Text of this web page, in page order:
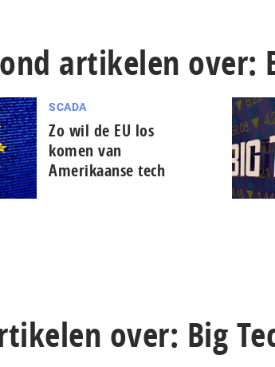
artikelen over:
SCADA
Zo wil de EU los
komen van
Amerikaanse tech
over: Big